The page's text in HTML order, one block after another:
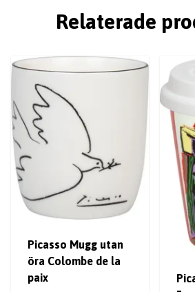
Relaterade
Picasso Mugg utan
öra Colombe de la
paix